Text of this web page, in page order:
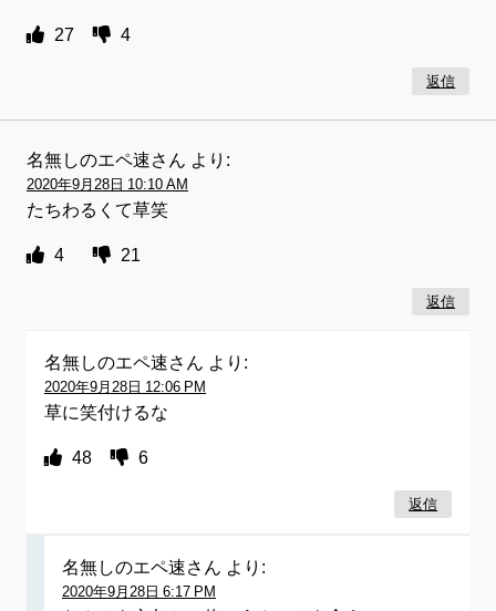
27 4
返信
名無しのエペ速さん より:
2020年9月28日 10:10 AM
たちわるくて草笑
4 21
返信
名無しのエペ速さん より:
2020年9月28日 12:06 PM
草に笑付けるな
48 6
返信
名無しのエペ速さん より:
2020年9月28日 6:17 PM